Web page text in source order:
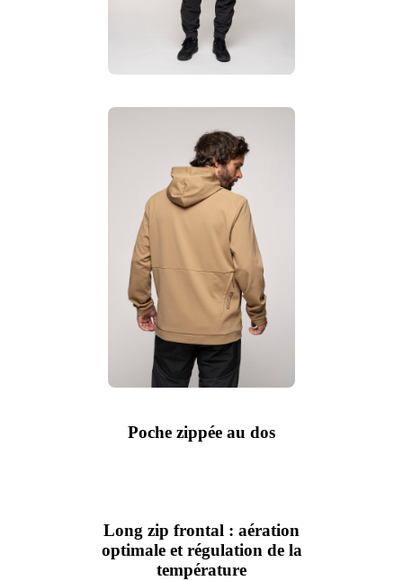
Poche zippée au dos
Long zip frontal : aération
optimale et régulation de la
température